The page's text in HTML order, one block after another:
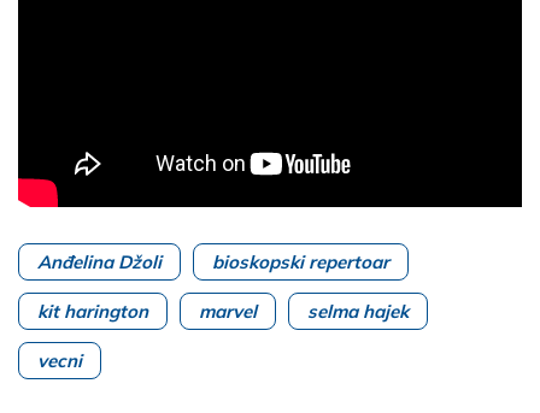
Anđelina Džoli bioskopski repertoar
kit harington marvel selma hajek
vecni